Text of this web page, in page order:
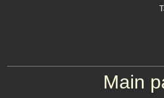
Main